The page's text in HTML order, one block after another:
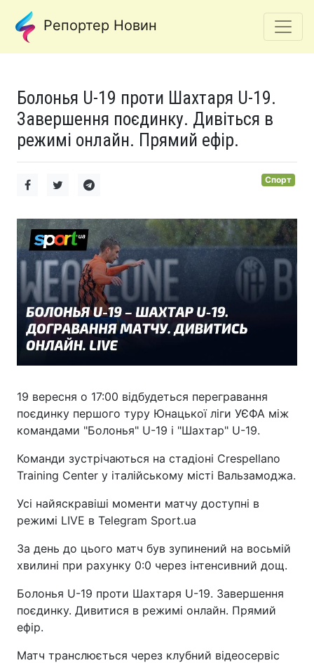
Репортер Новин
Болонья U-19 проти Шахтаря U-19.
Завершення поєдинку. Дивіться в
режимі онлайн. Прямий ефір.
Спорт
19 вересня о 17:00 відбудеться перегравання
поєдинку першого туру Юнацької ліги УЄФА між
командами "Болонья" U-19 і "Шахтар" U-19.
Команди зустрічаються на стадіоні Crespellano
Training Center у італійському місті Вальзамоджа.
Усі найяскравіші моменти матчу доступні в
режимі LIVE в Telegram Sport.ua
За день до цього матч був зупинений на восьмій
хвилині при рахунку 0:0 через інтенсивний дощ.
Болонья U-19 проти Шахтаря U-19. Завершення
поєдинку. Дивитися в режимі онлайн. Прямий
ефір.
Матч транслюється через клубний відеосервіс